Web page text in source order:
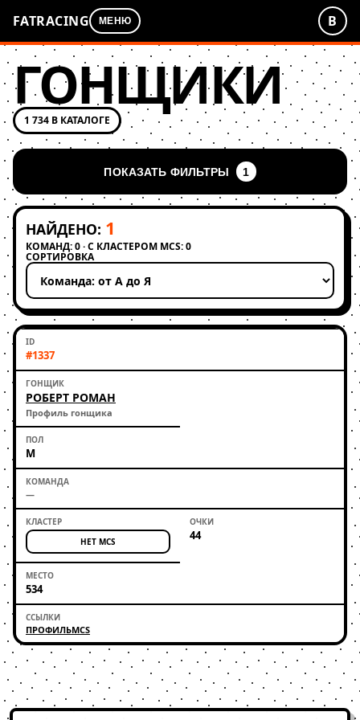
FATRACING МЕНЮ В
ГОНЩИКИ
1 734 В КАТАЛОГЕ
ПОКАЗАТЬ ФИЛЬТРЫ 1
НАЙДЕНО: 1
КОМАНД: 0 · С КЛАСТЕРОМ MCS: 0
СОРТИРОВКА
Применить сортировку
#1337
РОБЕРТ РОМАН
Профиль гонщика
М
—
НЕТ MCS 44
534
ПРОФИЛЬMCS